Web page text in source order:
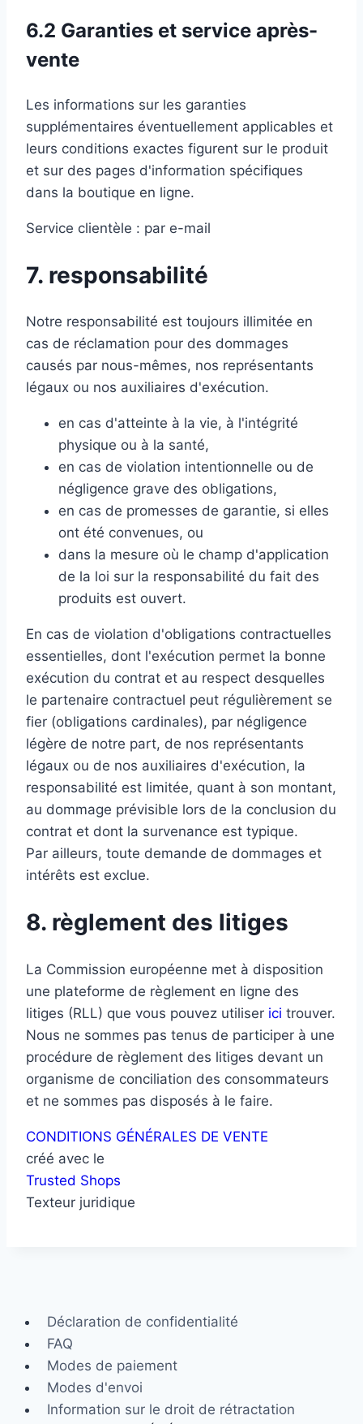
6.2 Garanties et service après-
vente
Les informations sur les garanties
supplémentaires éventuellement applicables et
leurs conditions exactes figurent sur le produit
et sur des pages d'information spécifiques
dans la boutique en ligne.
Service clientèle : par e-mail
7. responsabilité
Notre responsabilité est toujours illimitée en
cas de réclamation pour des dommages
causés par nous-mêmes, nos représentants
légaux ou nos auxiliaires d'exécution.
en cas d'atteinte à la vie, à l'intégrité
physique ou à la santé,
en cas de violation intentionnelle ou de
négligence grave des obligations,
en cas de promesses de garantie, si elles
ont été convenues, ou
dans la mesure où le champ d'application
de la loi sur la responsabilité du fait des
produits est ouvert.
En cas de violation d'obligations contractuelles
essentielles, dont l'exécution permet la bonne
exécution du contrat et au respect desquelles
le partenaire contractuel peut régulièrement se
fier (obligations cardinales), par négligence
légère de notre part, de nos représentants
légaux ou de nos auxiliaires d'exécution, la
responsabilité est limitée, quant à son montant,
au dommage prévisible lors de la conclusion du
contrat et dont la survenance est typique.
Par ailleurs, toute demande de dommages et
intérêts est exclue.
8. règlement des litiges
La Commission européenne met à disposition
une plateforme de règlement en ligne des
litiges (RLL) que vous pouvez utiliser ici trouver.
Nous ne sommes pas tenus de participer à une
procédure de règlement des litiges devant un
organisme de conciliation des consommateurs
et ne sommes pas disposés à le faire.
CONDITIONS GÉNÉRALES DE VENTE
créé avec le
Trusted Shops
Texteur juridique
Déclaration de confidentialité
FAQ
Modes de paiement
Modes d'envoi
Information sur le droit de rétractation